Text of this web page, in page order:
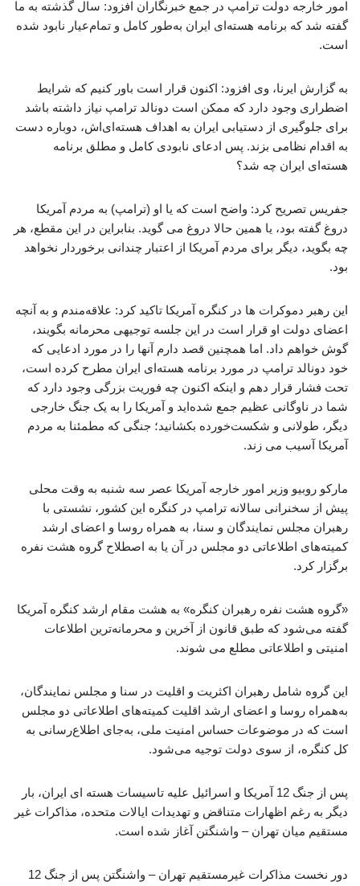
امور خارجه دولت ترامپ در جمع خبرنگاران افزود: سال گذشته به ما
گفته شد که برنامه هسته‌ای ایران به‌طور کامل و تمام‌عیار نابود شده
است.
به گزارش ایرنا، وی افزود: اکنون قرار است باور کنیم که شرایط
اضطراری‌ وجود دارد که ممکن است دونالد ترامپ نیاز داشته باشد
برای جلوگیری از دستیابی ایران به اهداف هسته‌ای‌اش، دوباره دست
به اقدام نظامی بزند. پس ادعای نابودی کامل و مطلق برنامه
هسته‌ای ایران چه شد؟
جفریس تصریح کرد: واضح است که یا او (ترامپ) به مردم آمریکا
دروغ گفته بود، یا همین حالا دروغ می گوید. بنابراین در این مقطع، هر
چه بگوید، دیگر برای مردم آمریکا از اعتبار چندانی برخوردار نخواهد
بود.
این رهبر دموکرات ها در کنگره آمریکا تاکید کرد: علاقه‌مندم و به آنچه
اعضای دولت او قرار است در این جلسه توجیهی محرمانه بگویند،
گوش خواهم داد. اما همچنین قصد دارم آنها را در مورد ادعایی که
خود دونالد ترامپ در مورد برنامه هسته‌ای ایران مطرح کرده است،
تحت فشار قرار دهم و اینکه اکنون چه فوریت بزرگی وجود دارد که
شما در ناوگانی عظیم جمع شده‌اید و آمریکا را به یک جنگ خارجی
دیگر، طولانی و شکست‌خورده بکشانید؛ جنگی که مطمئنا به مردم
آمریکا آسیب می زند.
مارکو روبیو وزیر امور خارجه آمریکا عصر سه شنبه به وقت محلی
پیش از سخنرانی سالانه ترامپ در کنگره این کشور، نشستی با
رهبران مجلس نمایندگان و سنا، به همراه روسا و اعضای ارشد
کمیته‌های اطلاعاتی دو مجلس در آن یا به اصطلاح گروه هشت نفره
برگزار کرد.
«گروه هشت ‌نفره رهبران کنگره» به هشت مقام ارشد کنگره آمریکا
گفته می‌شود که طبق قانون از آخرین و محرمانه‌ترین اطلاعات
امنیتی و اطلاعاتی مطلع می شوند.
این گروه شامل رهبران اکثریت و اقلیت در سنا و مجلس نمایندگان،
به‌همراه روسا و اعضای ارشد اقلیت کمیته‌های اطلاعاتی دو مجلس
است که در موضوعات حساس امنیت ملی، به‌جای اطلاع‌رسانی به
کل کنگره، از سوی دولت توجیه می‌شود.
پس از جنگ 12 آمریکا و اسرائیل علیه تاسیسات هسته ای ایران، بار
دیگر به رغم اظهارات متناقض و تهدیدات ایالات متحده، مذاکرات غیر
مستقیم میان تهران – واشنگتن آغاز شده است.
دور نخست مذاکرات غیرمستقیم تهران – واشنگتن پس از جنگ 12